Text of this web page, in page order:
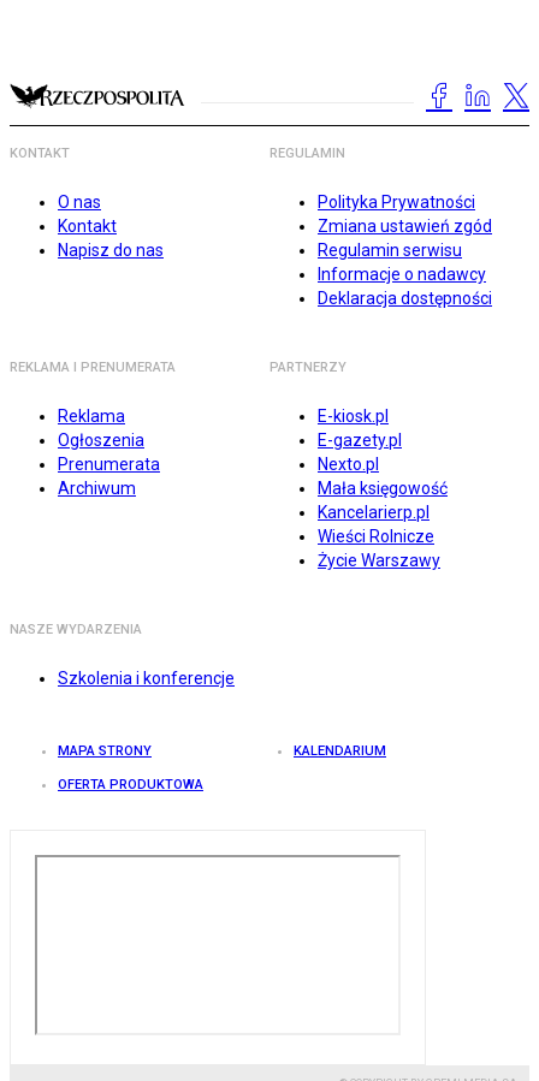
KONTAKT
O nas
Kontakt
Napisz do nas
REGULAMIN
Polityka Prywatności
Zmiana ustawień zgód
Regulamin serwisu
Informacje o nadawcy
Deklaracja dostępności
REKLAMA I PRENUMERATA
Reklama
Ogłoszenia
Prenumerata
Archiwum
PARTNERZY
E-kiosk.pl
E-gazety.pl
Nexto.pl
Mała księgowość
Kancelarierp.pl
Wieści Rolnicze
Życie Warszawy
NASZE WYDARZENIA
Szkolenia i konferencje
MAPA STRONY KALENDARIUM
OFERTA PRODUKTOWA